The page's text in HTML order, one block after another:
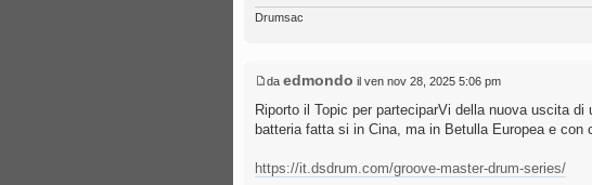
Drumsac
da edmondo il ven nov 28, 2025 5:06 pm
Riporto il Topic per parteciparVi della nuova uscita
batteria fatta si in Cina, ma in Betulla Europea e
https://it.dsdrum.com/groove-master-drum-series/